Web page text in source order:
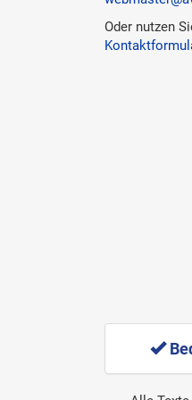
Oder nutzen